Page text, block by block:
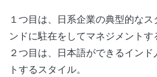
１つ目は、日系企業の典型的な
ンドに駐在をしてマネジメントす
２つ目は、日本語ができるイン
トするスタイル。